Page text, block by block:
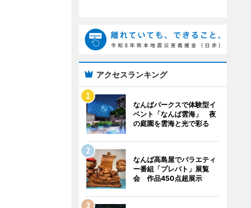
アクセスランキング
なんばパークスで体験型イ
ベント「なんば雲海」 夜
の庭園を雲海と光で彩る
なんば高島屋でバラエティ
ー番組「プレバト」展覧
会 作品450点超展示